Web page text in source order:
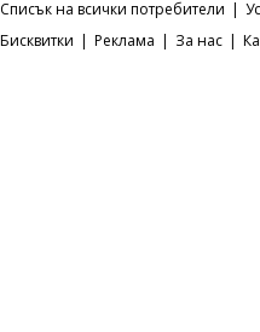
Списък на всички потребители |
Бисквитки | Реклама | За нас |